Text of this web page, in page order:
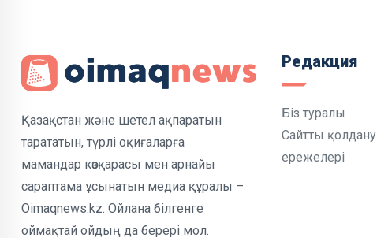
Қазақстан және шетел ақпаратын
тарататын, түрлі оқиғаларға
мамандар көзқарасы мен арнайы
сараптама ұсынатын медиа құралы –
Oimaqnews.kz. Ойлана білгенге
оймақтай ойдың да берері мол.
Редакция
Біз туралы
Сайтты қолдану
ережелері